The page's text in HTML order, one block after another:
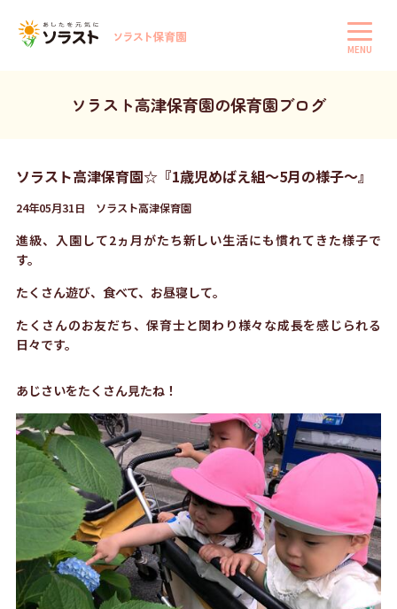
MENU
ソラスト高津保育園の保育園ブログ
ソラスト高津保育園☆『1歳児めばえ組～5月の様子～』
24年05月31日 ソラスト高津保育園
進級、入園して2ヵ月がたち新しい生活にも慣れてきた様子で
す。
たくさん遊び、食べて、お昼寝して。
たくさんのお友だち、保育士と関わり様々な成長を感じられる
日々です。
あじさいをたくさん見たね！